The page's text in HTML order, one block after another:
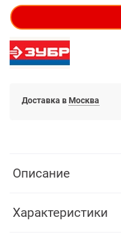
Доставка в Москва
Описание
Характеристики